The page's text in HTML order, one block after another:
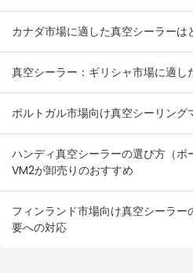
カナダ市場に適した真空シーラーは
真空シーラー：ギリシャ市場に適し
ポルトガル市場向け真空シーリング
ハンディ真空シーラーの選び方（
VM2が卸売りのおすすめ
フィンランド市場向け真空シーラ
要への対応